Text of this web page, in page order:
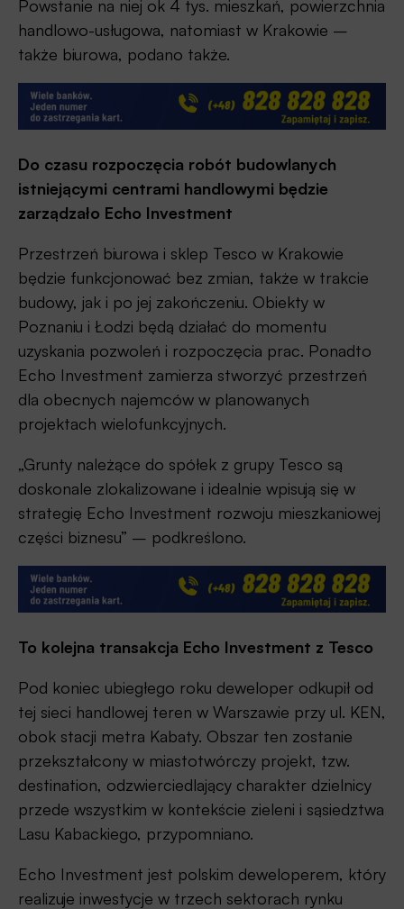
Powstanie na niej ok 4 tys. mieszkań, powierzchnia
handlowo-usługowa, natomiast w Krakowie –
także biurowa, podano także.
Do czasu rozpoczęcia robót budowlanych
istniejącymi centrami handlowymi będzie
zarządzało Echo Investment
Przestrzeń biurowa i sklep Tesco w Krakowie
będzie funkcjonować bez zmian, także w trakcie
budowy, jak i po jej zakończeniu. Obiekty w
Poznaniu i Łodzi będą działać do momentu
uzyskania pozwoleń i rozpoczęcia prac. Ponadto
Echo Investment zamierza stworzyć przestrzeń
dla obecnych najemców w planowanych
projektach wielofunkcyjnych.
„Grunty należące do spółek z grupy Tesco są
doskonale zlokalizowane i idealnie wpisują się w
strategię Echo Investment rozwoju mieszkaniowej
części biznesu” – podkreślono.
To kolejna transakcja Echo Investment z Tesco
Pod koniec ubiegłego roku deweloper odkupił od
tej sieci handlowej teren w Warszawie przy ul. KEN,
obok stacji metra Kabaty. Obszar ten zostanie
przekształcony w miastotwórczy projekt, tzw.
destination, odzwierciedlający charakter dzielnicy
przede wszystkim w kontekście zieleni i sąsiedztwa
Lasu Kabackiego, przypomniano.
Echo Investment jest polskim deweloperem, który
realizuje inwestycje w trzech sektorach rynku